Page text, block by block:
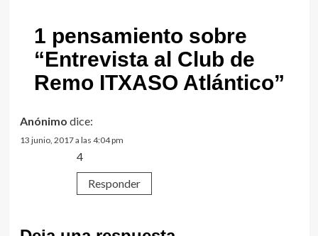
1 pensamiento sobre
“Entrevista al Club de
Remo ITXASO Atlántico”
Anónimo dice:
13 junio, 2017 a las 4:04 pm
4
Responder